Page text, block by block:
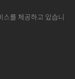
를 제공하고 있습니